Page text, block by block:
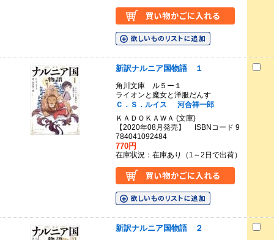
新訳ナルニア国物語 １
角川文庫 ル５ー１
ライオンと魔女と洋服だんす
Ｃ．Ｓ．ルイス
河合祥一郎
ＫＡＤＯＫＡＷＡ (文庫)
【2020年08月発売】 ISBNコード 9
784041092484
770円
在庫状況：在庫あり（1～2日で出荷）
新訳ナルニア国物語 ２